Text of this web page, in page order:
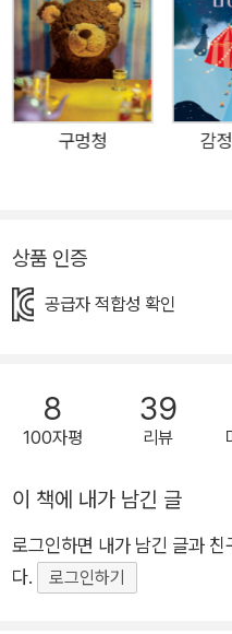
그러나 늘 까다로운 손님만
고 희망이 찾아오면 호텔은
곳으로 바뀐다. 그리고 그 중
이하고 이야기를 들어 줄 여러분이
떤 감정이 여러분의 감정 호
오신 것을 환영합니다. 저는
정을 세심히 살펴야 합니다.
야 하고, 분노는 마음껏 소리
에 있어 준답니다. 그러면 나
감정을 다독이며 호텔을 꾸
정들도 저를 도와준답니다.
일을 즐겁게 해내도록 힘을 주
웃음이 가득한 마법 같은 곳으
서 어떤 일이 일어날지 궁금하지 않나요? 볼로
구멍청 감
상품 인증
공급자 적합성 확인
8
100자평
39
리뷰
이 책에 내가 남긴 글
로그인하면 내가 남긴 글과
다.
로그인하기